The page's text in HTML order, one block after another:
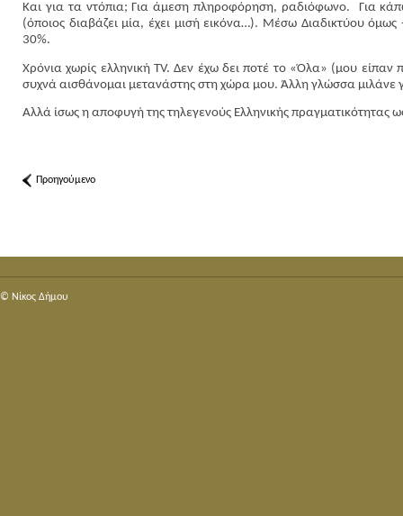
Και για τα ντόπια; Για άμεση πληροφόρηση, ραδιόφωνο.
Για
(όποιος διαβάζει μία, έχει μισή εικόνα…). Μέσω Διαδικτύου
30%.
Χρόνια χωρίς ελληνική TV. Δεν έχω δει ποτέ το «Όλα» (μου
συχνά αισθάνομαι μετανάστης στη χώρα μου. Άλλη γλώσσα μιλάνε
Αλλά ίσως η αποφυγή της τηλεγενούς Ελληνικής πραγματικότητας
Προηγούμενο
© Nίκος Δήμου